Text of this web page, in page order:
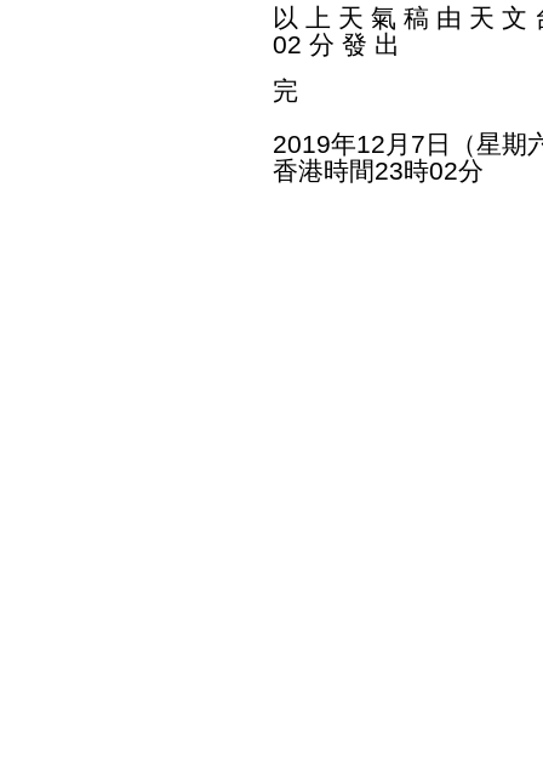
以 上 天 氣 稿 由 天 文
02 分 發 出
完
2019年12月7日（星期
香港時間23時02分